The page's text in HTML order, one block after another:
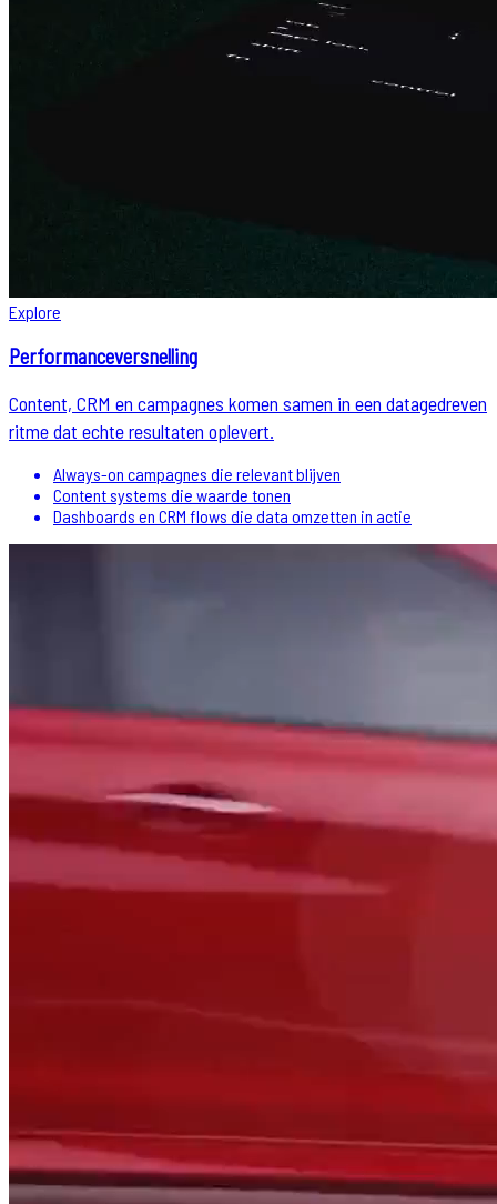
Explore
Performanceversnelling
Content, CRM en campagnes komen samen in een datagedreven
ritme dat echte resultaten oplevert.
Always-on campagnes die relevant blijven
Content systems die waarde tonen
Dashboards en CRM flows die data omzetten in actie